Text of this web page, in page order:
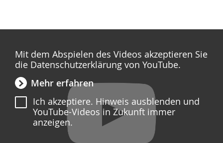
Mit dem Abspielen des Videos akzeptieren Sie
die Datenschutzerklärung von YouTube.
Mehr erfahren
Ich akzeptiere. Hinweis ausblenden und
YouTube-Videos in Zukunft immer
anzeigen.